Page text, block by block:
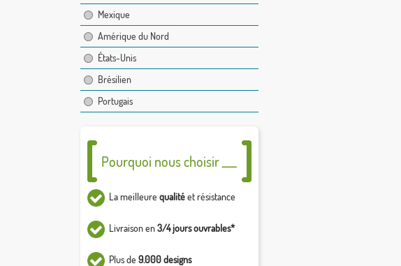
Mexique
Amérique du Nord
États-Unis
Brésilien
Portugais
Pourquoi nous choisir ___
La meilleure qualitéet résistance
Livraison en3/4 jours ouvrables*
Plus de 9.000 designs